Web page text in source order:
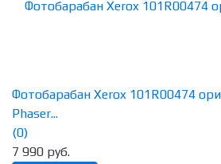
Фотобарабан Xerox 101R00474
Phaser...
(0)
7 990 руб.